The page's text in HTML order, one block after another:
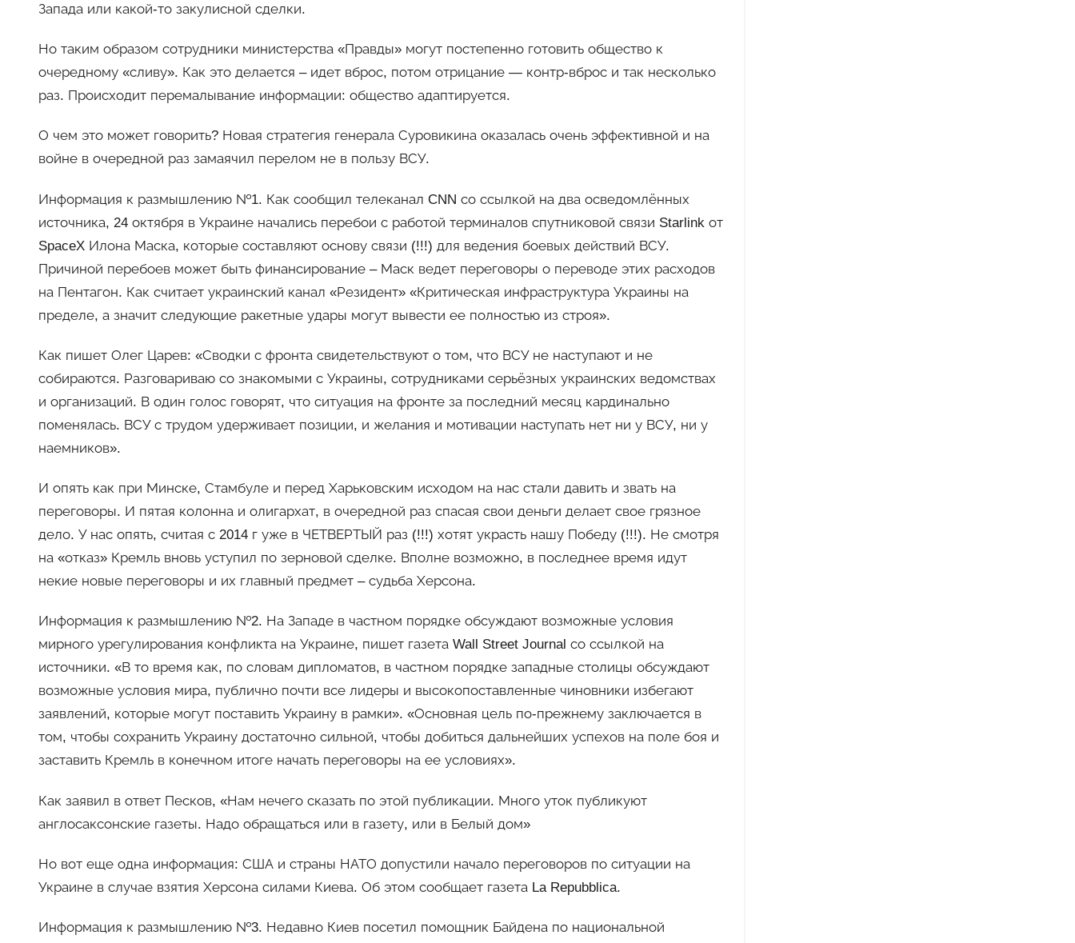
Запада или какой-то закулисной сделки.
Но таким образом сотрудники министерства «Правды» могут постепенно готовить общество к
очередному «сливу». Как это делается – идет вброс, потом отрицание — контр-вброс и так несколько
раз. Происходит перемалывание информации: общество адаптируется.
О чем это может говорить? Новая стратегия генерала Суровикина оказалась очень эффективной и на
войне в очередной раз замаячил перелом не в пользу ВСУ.
Информация к размышлению №1. Как сообщил телеканал CNN со ссылкой на два осведомлённых
источника, 24 октября в Украине начались перебои с работой терминалов спутниковой связи Starlink от
SpaceX Илона Маска, которые составляют основу связи (!!!) для ведения боевых действий ВСУ.
Причиной перебоев может быть финансирование – Маск ведет переговоры о переводе этих расходов
на Пентагон. Как считает украинский канал «Резидент» «Критическая инфраструктура Украины на
пределе, а значит следующие ракетные удары могут вывести ее полностью из строя».
Как пишет Олег Царев: «Сводки с фронта свидетельствуют о том, что ВСУ не наступают и не
собираются. Разговариваю со знакомыми с Украины, сотрудниками серьёзных украинских ведомствах
и организаций. В один голос говорят, что ситуация на фронте за последний месяц кардинально
поменялась. ВСУ с трудом удерживает позиции, и желания и мотивации наступать нет ни у ВСУ, ни у
наемников».
И опять как при Минске, Стамбуле и перед Харьковским исходом на нас стали давить и звать на
переговоры. И пятая колонна и олигархат, в очередной раз спасая свои деньги делает свое грязное
дело. У нас опять, считая с 2014 г уже в ЧЕТВЕРТЫЙ раз (!!!) хотят украсть нашу Победу (!!!). Не смотря
на «отказ» Кремль вновь уступил по зерновой сделке. Вполне возможно, в последнее время идут
некие новые переговоры и их главный предмет – судьба Херсона.
Информация к размышлению №2. На Западе в частном порядке обсуждают возможные условия
мирного урегулирования конфликта на Украине, пишет газета Wall Street Journal со ссылкой на
источники. «В то время как, по словам дипломатов, в частном порядке западные столицы обсуждают
возможные условия мира, публично почти все лидеры и высокопоставленные чиновники избегают
заявлений, которые могут поставить Украину в рамки». «Основная цель по-прежнему заключается в
том, чтобы сохранить Украину достаточно сильной, чтобы добиться дальнейших успехов на поле боя и
заставить Кремль в конечном итоге начать переговоры на ее условиях».
Как заявил в ответ Песков, «Нам нечего сказать по этой публикации. Много уток публикуют
англосаксонские газеты. Надо обращаться или в газету, или в Белый дом»
Но вот еще одна информация: США и страны НАТО допустили начало переговоров по ситуации на
Украине в случае взятия Херсона силами Киева. Об этом сообщает газета La Repubblica.
Информация к размышлению №3. Недавно Киев посетил помощник Байдена по национальной